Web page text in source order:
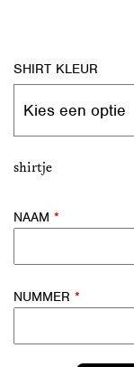
SHIRT KLEUR
shirtje
NAAM *
NUMMER *